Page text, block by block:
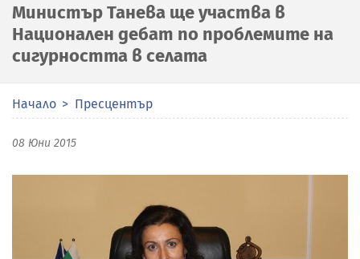
Министър Танева ще участва в
Национален дебат по проблемите на
сигурността в селата
Начало Пресцентър
08 Юни 2015